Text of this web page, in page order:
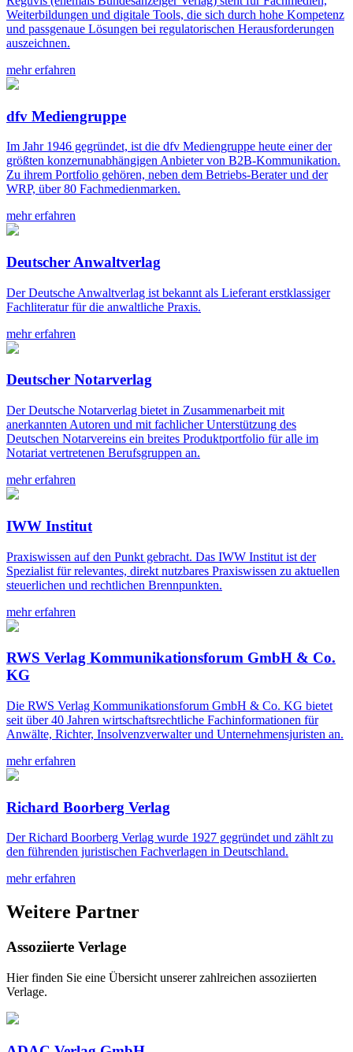
Weiterbildungen und digitale Tools, die sich durch hohe Kompetenz
und passgenaue Lösungen bei regulatorischen Herausforderungen
auszeichnen.
mehr erfahren
dfv Mediengruppe
Im Jahr 1946 gegründet, ist die dfv Mediengruppe heute einer der
größten konzernunabhängigen Anbieter von B2B-Kommunikation.
Zu ihrem Portfolio gehören, neben dem Betriebs-Berater und der
WRP, über 80 Fachmedienmarken.
mehr erfahren
Deutscher Anwaltverlag
Der Deutsche Anwaltverlag ist bekannt als Lieferant erstklassiger
Fachliteratur für die anwaltliche Praxis.
mehr erfahren
Deutscher Notarverlag
Der Deutsche Notarverlag bietet in Zusammenarbeit mit
anerkannten Autoren und mit fachlicher Unterstützung des
Deutschen Notarvereins ein breites Produktportfolio für alle im
Notariat vertretenen Berufsgruppen an.
mehr erfahren
IWW Institut
Praxiswissen auf den Punkt gebracht. Das IWW Institut ist der
Spezialist für relevantes, direkt nutzbares Praxiswissen zu aktuellen
steuerlichen und rechtlichen Brennpunkten.
mehr erfahren
RWS Verlag Kommunikationsforum GmbH & Co.
KG
Die RWS Verlag Kommunikationsforum GmbH & Co. KG bietet
seit über 40 Jahren wirtschaftsrechtliche Fachinformationen für
Anwälte, Richter, Insolvenzverwalter und Unternehmensjuristen an.
mehr erfahren
Richard Boorberg Verlag
Der Richard Boorberg Verlag wurde 1927 gegründet und zählt zu
den führenden juristischen Fachverlagen in Deutschland.
mehr erfahren
Weitere Partner
Assoziierte Verlage
Hier finden Sie eine Übersicht unserer zahlreichen assoziierten
Verlage.